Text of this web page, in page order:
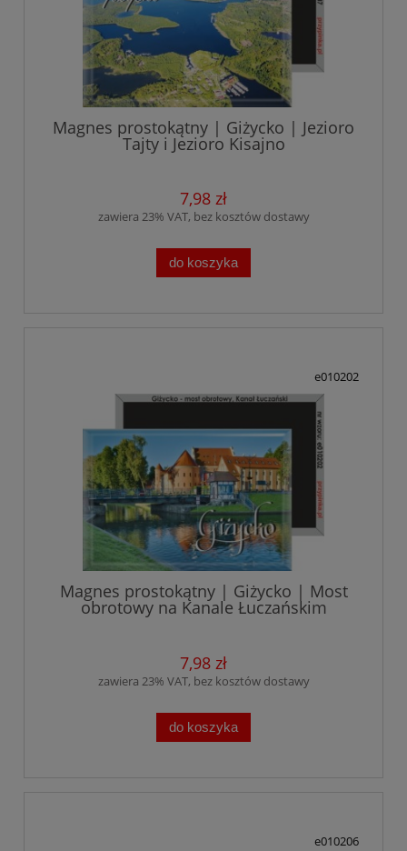
Magnes prostokątny | Giżycko | Jezioro
Tajty i Jezioro Kisajno
7,98 zł
zawiera 23% VAT, bez kosztów dostawy
do koszyka
e010202
Magnes prostokątny | Giżycko | Most
obrotowy na Kanale Łuczańskim
7,98 zł
zawiera 23% VAT, bez kosztów dostawy
do koszyka
e010206